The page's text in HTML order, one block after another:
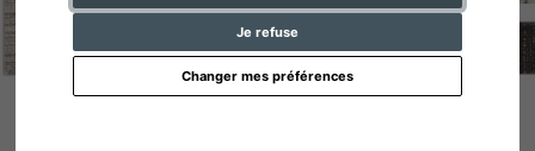
Je refuse
Changer mes préférences